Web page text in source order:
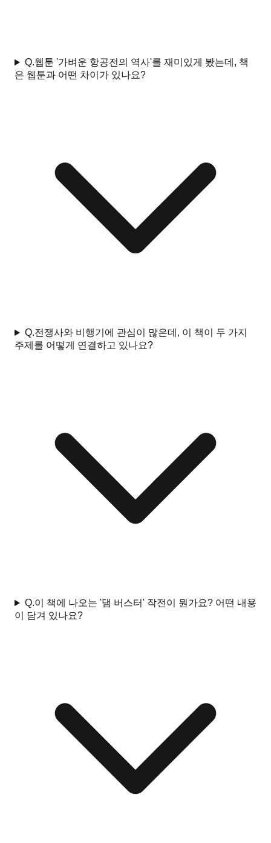
Q.웹툰 '가벼운 항공전의 역사'를 재미있게 봤는데, 책
은 웹툰과 어떤 차이가 있나요?
Q.전쟁사와 비행기에 관심이 많은데, 이 책이 두 가지
주제를 어떻게 연결하고 있나요?
Q.이 책에 나오는 '댐 버스터' 작전이 뭔가요? 어떤 내용
이 담겨 있나요?